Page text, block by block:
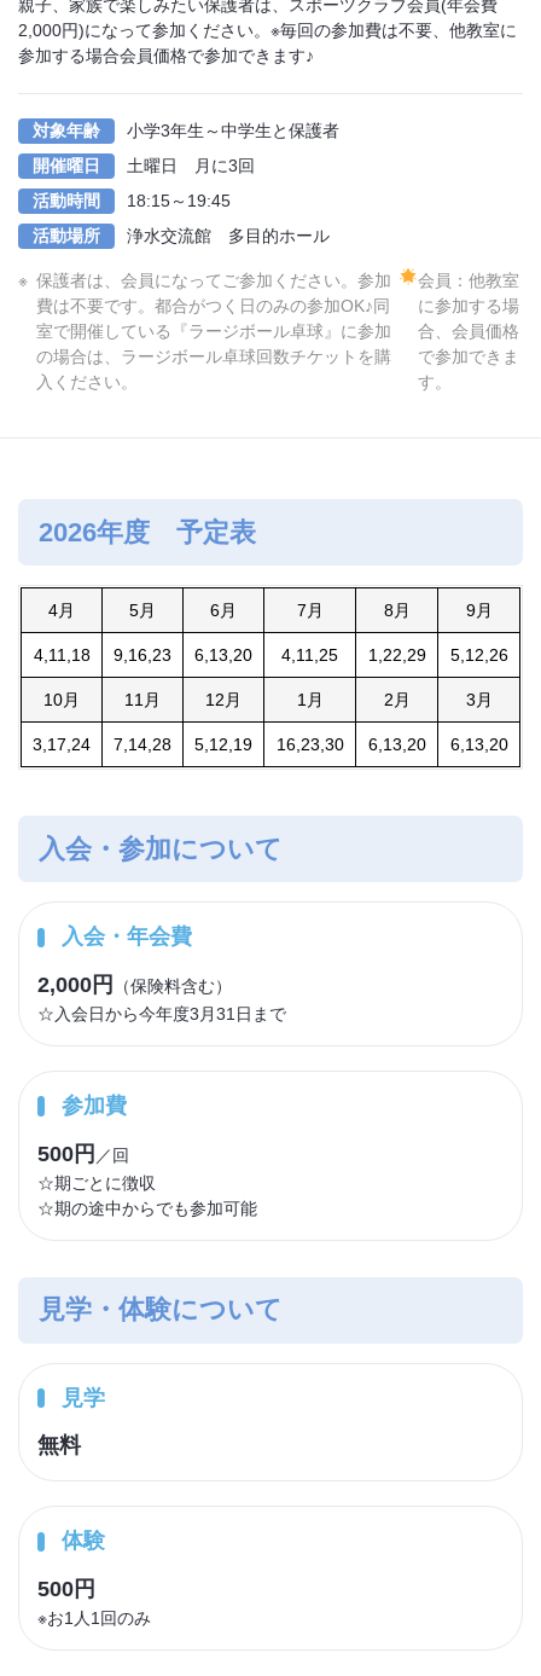
親子、家族で楽しみたい保護者は、スポーツクラブ会員(年会費
2,000円)になって参加ください。※毎回の参加費は不要、他教室に
参加する場合会員価格で参加できます♪
対象年齢
小学3年生～中学生と保護者
開催曜日
土曜日 月に3回
活動時間
18:15～19:45
活動場所
浄水交流館 多目的ホール
保護者は、会員になってご参加ください。参加
費は不要です。都合がつく日のみの参加OK♪同
室で開催している『ラージボール卓球』に参加
の場合は、ラージボール卓球回数チケットを購
入ください。
会員：他教室
に参加する場
合、会員価格
で参加できま
す。
2026年度 予定表
4月 5月 6月 7月 8月 9月
4,11,18 9,16,23 6,13,20 4,11,25 1,22,29 5,12,26
10月 11月 12月 1月 2月 3月
3,17,24 7,14,28 5,12,19 16,23,30 6,13,20 6,13,20
入会・参加について
入会・年会費
2,000円
（保険料含む）
☆入会日から今年度3月31日まで
参加費
500円 ／回
☆期ごとに徴収
☆期の途中からでも参加可能
見学・体験について
見学
無料
体験
500円
※お1人1回のみ